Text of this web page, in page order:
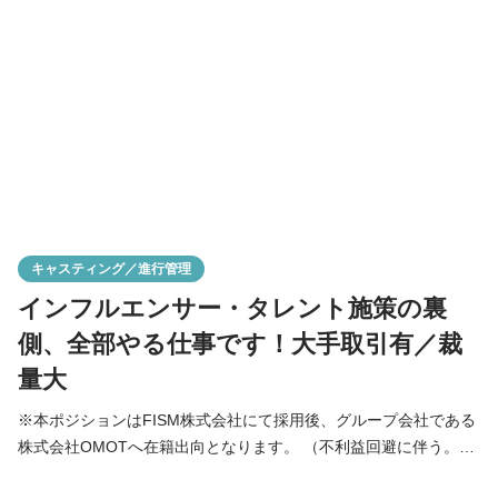
キャスティング／進行管理
インフルエンサー・タレント施策の裏
側、全部やる仕事です！大手取引有／裁
量大
※本ポジションはFISM株式会社にて採用後、グループ会社である
株式会社OMOTへ在籍出向となります。 （不利益回避に伴う。所